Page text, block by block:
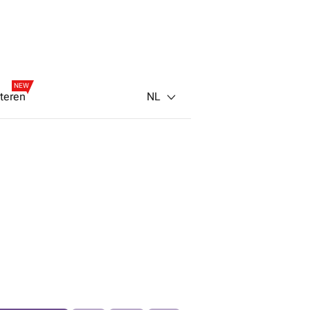
NEW
NL